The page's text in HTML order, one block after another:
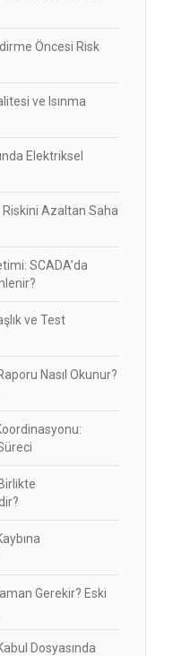
Öncesi Risk
ve Isınma
Elektriksel
Azaltan Saha
SCADA’da
ve Test
Nasıl Okunur?
Gerekir? Eski
Dosyasında